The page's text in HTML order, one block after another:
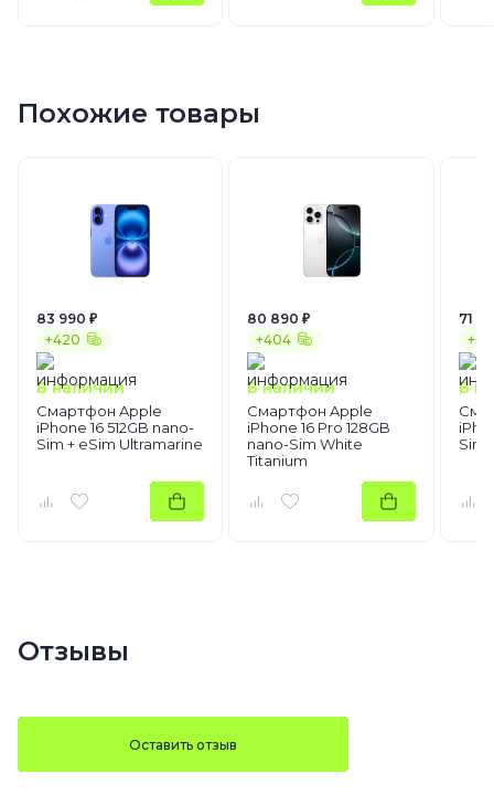
Похожие товары
+420
83 990 ₽
В наличии
Смартфон Apple
iPhone 16 512GB nano-
Sim + eSim Ultramarine
+404
80 890 ₽
В наличии
Смартфон Apple
iPhone 16 Pro 128GB
nano-Sim White
Titanium
71
В
Sim
Отзывы
Оставить отзыв